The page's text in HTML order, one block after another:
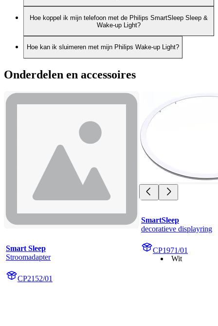
Hoe koppel ik mijn telefoon met de Philips SmartSleep Sleep &
Wake-up Light?
Hoe kan ik sluimeren met mijn Philips Wake-up Light?
Onderdelen en accessoires
Smart Sleep
Stroomadapter
CP2152/01
SmartSleep
decoratieve displayring
CP1971/01
Wit